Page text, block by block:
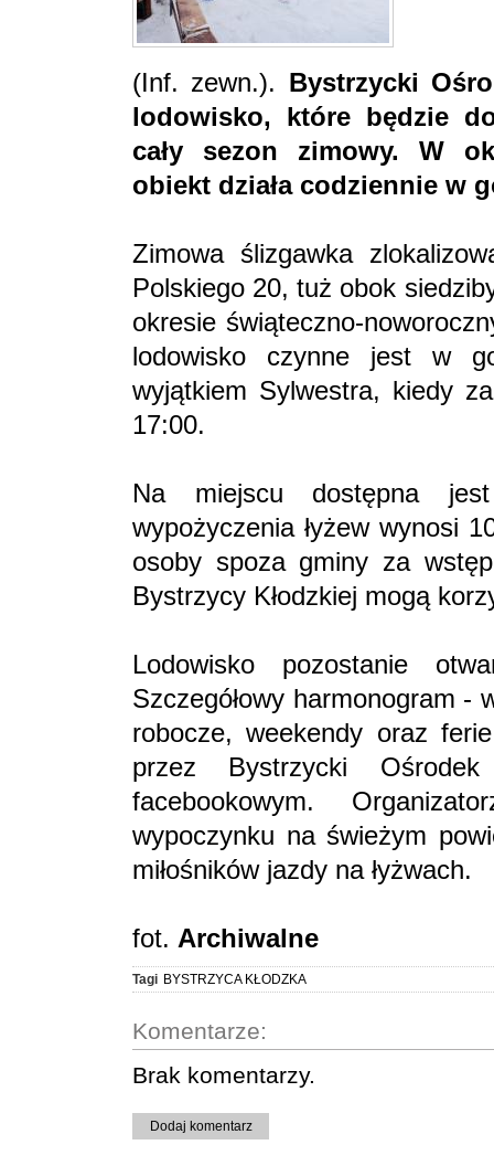
(Inf. zewn.). Bystrzycki
lodowisko, które będzie
cały sezon zimowy. W
obiekt działa codziennie w
Zimowa ślizgawka
Polskiego 20, tuż obok
okresie świąteczno-
lodowisko czynne jest w
wyjątkiem Sylwestra, kiedy
17:00.
Na miejscu dostępna
wypożyczenia łyżew wynosi
osoby spoza gminy za
Bystrzycy Kłodzkiej mogą
Lodowisko pozostanie
Szczegółowy harmonogram -
robocze, weekendy oraz
przez Bystrzycki
facebookowym.
wypoczynku na świeżym
miłośników jazdy na łyżwach.
fot. Archiwalne
Tagi BYSTRZYCA KŁODZKA
Komentarze:
Brak komentarzy.
Dodaj komentarz